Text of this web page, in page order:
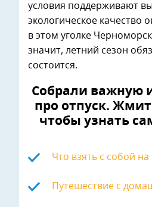
условия поддерживают
экологическое качество
в этом уголке
значит, летний сезон
состоится.
Собрали важную
про отпуск.
чтобы узнать
Что взять с собой
Путешествие с